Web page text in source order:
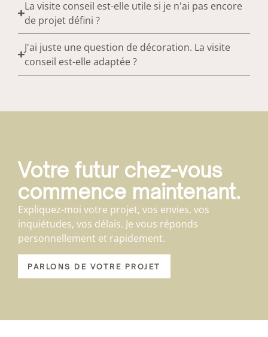
La visite conseil est-elle utile si je n'ai pas encore
de projet défini ?
J'ai juste une question de décoration. La visite
conseil est-elle adaptée ?
Votre futur chez-vous
commence maintenant.
Expliquez-moi votre projet, vos envies, vos
inquiétudes, vos délais. Je vous réponds
personnellement et rapidement.
PARLONS DE VOTRE PROJET